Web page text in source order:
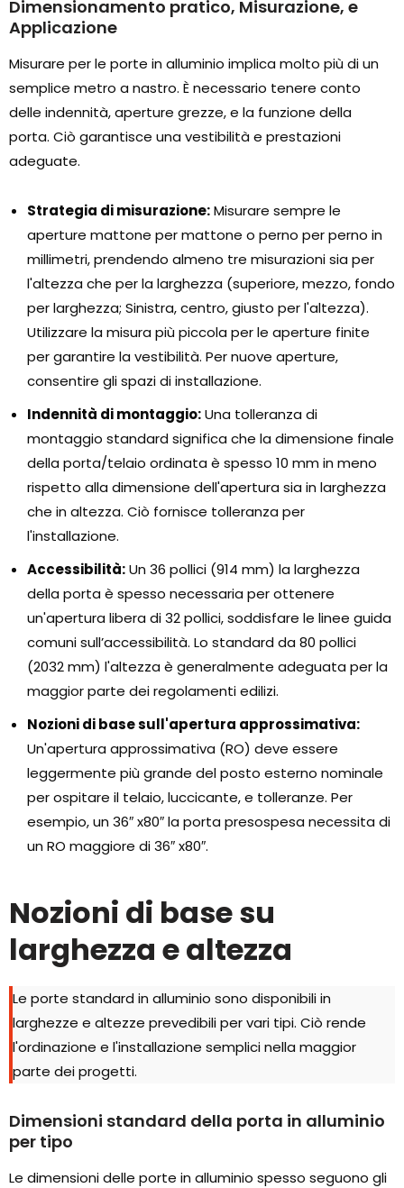
Dimensionamento pratico, Misurazione, e
Applicazione
Misurare per le porte in alluminio implica molto più di un
semplice metro a nastro. È necessario tenere conto
delle indennità, aperture grezze, e la funzione della
porta. Ciò garantisce una vestibilità e prestazioni
adeguate.
Strategia di misurazione:Misurare sempre le
aperture mattone per mattone o perno per perno in
millimetri, prendendo almeno tre misurazioni sia per
l'altezza che per la larghezza (superiore, mezzo, fondo
per larghezza; Sinistra, centro, giusto per l'altezza).
Utilizzare la misura più piccola per le aperture finite
per garantire la vestibilità. Per nuove aperture,
consentire gli spazi di installazione.
Indennità di montaggio:Una tolleranza di
montaggio standard significa che la dimensione finale
della porta/telaio ordinata è spesso 10 mm in meno
rispetto alla dimensione dell'apertura sia in larghezza
che in altezza. Ciò fornisce tolleranza per
l'installazione.
Accessibilità:Un 36 pollici (914 mm) la larghezza
della porta è spesso necessaria per ottenere
un'apertura libera di 32 pollici, soddisfare le linee guida
comuni sull’accessibilità. Lo standard da 80 pollici
(2032 mm) l'altezza è generalmente adeguata per la
maggior parte dei regolamenti edilizi.
Nozioni di base sull'apertura approssimativa:
Un'apertura approssimativa (RO) deve essere
leggermente più grande del posto esterno nominale
per ospitare il telaio, luccicante, e tolleranze. Per
esempio, un 36″ x80″ la porta presospesa necessita di
un RO maggiore di 36″ x80″.
Nozioni di base su
larghezza e altezza
Le porte standard in alluminio sono disponibili in
larghezze e altezze prevedibili per vari tipi. Ciò rende
l'ordinazione e l'installazione semplici nella maggior
parte dei progetti.
Dimensioni standard della porta in alluminio
per tipo
Le dimensioni delle porte in alluminio spesso seguono gli